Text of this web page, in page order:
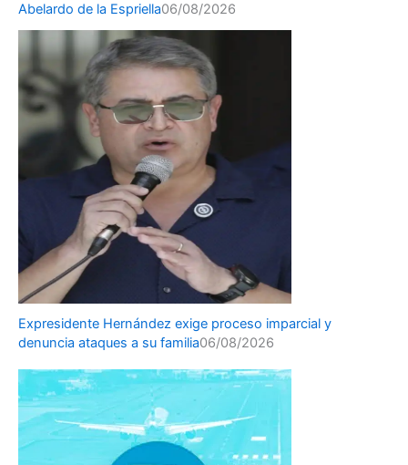
Abelardo de la Espriella06/08/2026
Expresidente Hernández exige proceso imparcial y
denuncia ataques a su familia06/08/2026